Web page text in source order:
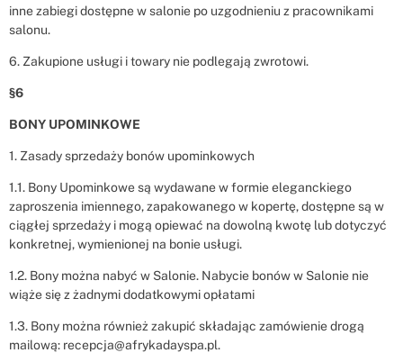
inne zabiegi dostępne w salonie po uzgodnieniu z pracownikami
salonu.
6. Zakupione usługi i towary nie podlegają zwrotowi.
§6
BONY UPOMINKOWE
1. Zasady sprzedaży bonów upominkowych
1.1. Bony Upominkowe są wydawane w formie eleganckiego
zaproszenia imiennego, zapakowanego w kopertę, dostępne są w
ciągłej sprzedaży i mogą opiewać na dowolną kwotę lub dotyczyć
konkretnej, wymienionej na bonie usługi.
1.2. Bony można nabyć w Salonie. Nabycie bonów w Salonie nie
wiąże się z żadnymi dodatkowymi opłatami
1.3. Bony można również zakupić składając zamówienie drogą
mailową: recepcja@afrykadayspa.pl.